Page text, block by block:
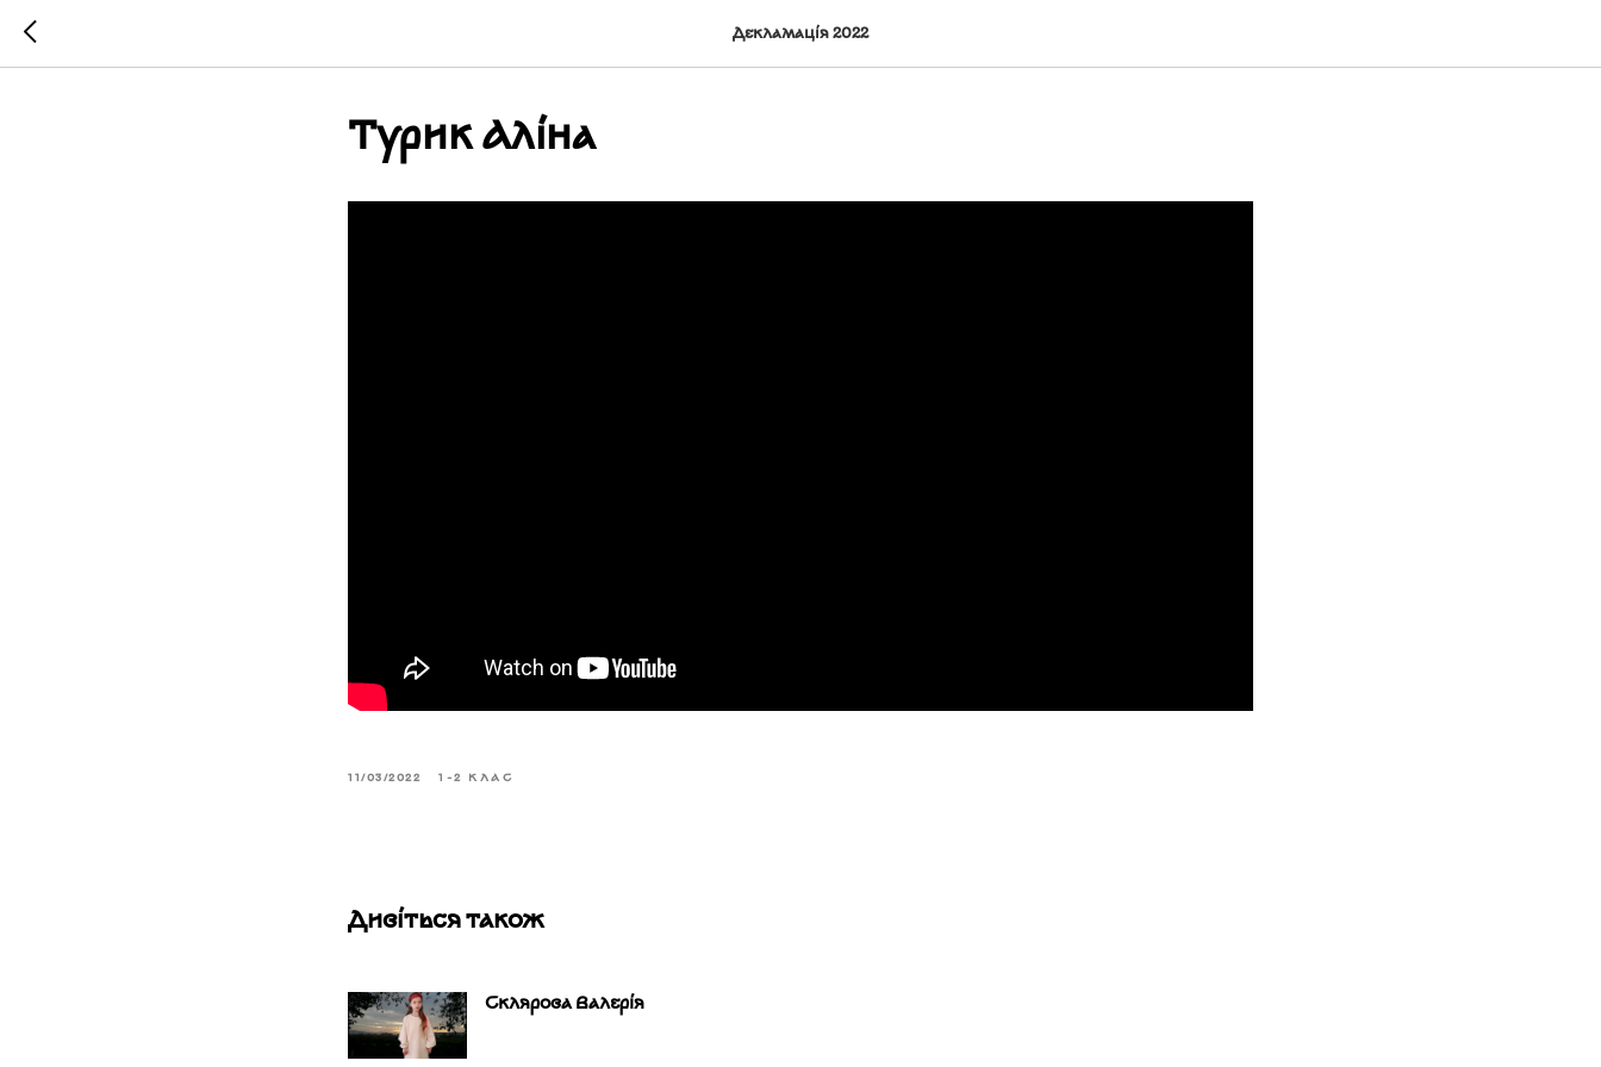
Декламація 2022
Турик Аліна
11/03/2022 1-2 КЛАС
Дивіться також
Склярова Валерія